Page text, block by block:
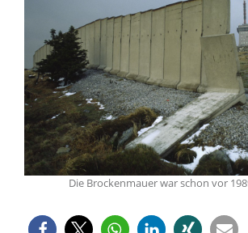
Die Brockenmauer war schon vor